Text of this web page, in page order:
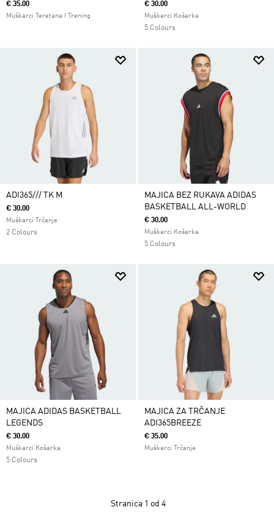
€ 35.00
Muškarci Teretana I Trening
€ 30.00
Muškarci Košarka
5 Colours
ADI365/// TK M
€ 30.00
Muškarci Trčanje
2 Colours
MAJICA BEZ RUKAVA ADIDAS
BASKETBALL ALL-WORLD
€ 30.00
Muškarci Košarka
5 Colours
MAJICA ADIDAS BASKETBALL
LEGENDS
€ 30.00
Muškarci Košarka
5 Colours
MAJICA ZA TRČANJE
ADI365BREEZE
€ 35.00
Muškarci Trčanje
Stranica 1 od 4